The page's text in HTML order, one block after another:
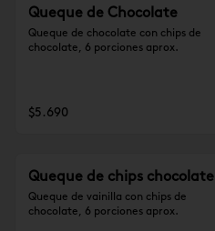
Queque de Chocolate
Queque de chocolate con chips de
chocolate, 6 porciones aprox.
$5.690
Queque de chips chocolate
Queque de vainilla con chips de
chocolate, 6 porciones aprox.